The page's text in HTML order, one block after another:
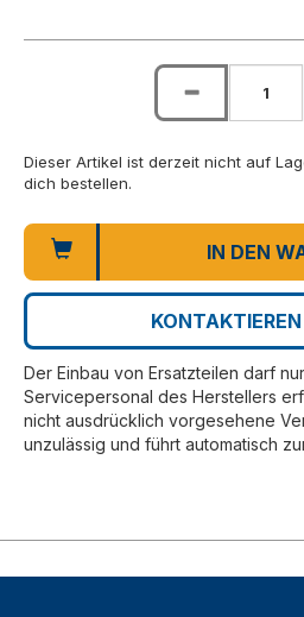
Dieser Artikel ist derzeit nicht auf
dich bestellen.
IN DEN
Der Einbau von Ersatzteilen darf
Servicepersonal des Herstellers
nicht ausdrücklich vorgesehene
unzulässig und führt automatisch